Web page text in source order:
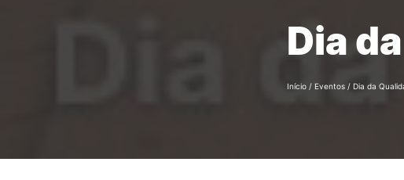
Órgãos de Gestão
DepartamentosDia
Início / Eventos / Dia da